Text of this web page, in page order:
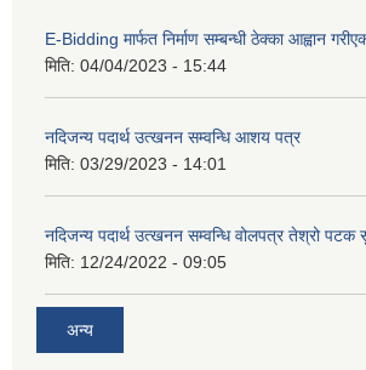
E-Bidding मार्फत निर्माण सम्बन्धी ठेक्का आह्वान
मिति: 04/04/2023 - 15:44
नदिजन्य पदार्थ उत्खनन सम्वन्धि आशय पत्र
मिति: 03/29/2023 - 14:01
नदिजन्य पदार्थ उत्खनन सम्वन्धि वोलपत्र तेश्रो पटक
मिति: 12/24/2022 - 09:05
अन्य